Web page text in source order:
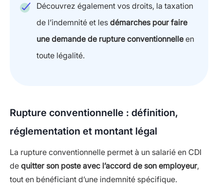
Découvrez également vos droits, la taxation
de l’indemnité et les démarches pour faire
une demande de rupture conventionnelle en
toute légalité.
Rupture conventionnelle : définition,
réglementation et montant légal
La rupture conventionnelle permet à un salarié en CDI
de quitter son poste avec l’accord de son employeur,
tout en bénéficiant d’une indemnité spécifique.